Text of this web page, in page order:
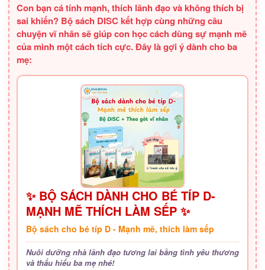
Con bạn cá tính mạnh, thích lãnh đạo và không thích bị
sai khiến? Bộ sách DISC kết hợp cùng những câu
chuyện vĩ nhân sẽ giúp con học cách dùng sự mạnh mẽ
của mình một cách tích cực. Đây là gợi ý dành cho ba
mẹ:
✨ BỘ SÁCH DÀNH CHO BÉ TÍP D-
MẠNH MẼ THÍCH LÀM SẾP ✨
Bộ sách cho bé típ D - Mạnh mẽ, thích làm sếp
Nuôi dưỡng nhà lãnh đạo tương lai bằng tình yêu thương
và thấu hiểu ba mẹ nhé!